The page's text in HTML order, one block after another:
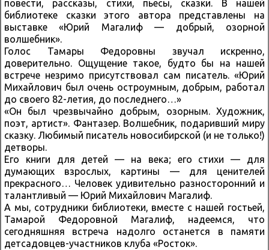
повести, рассказы, стихи, пьесы, сказки. В нашей
библиотеке сказки этого автора представлены на
выставке «Юрий Магалиф — добрый, озорной
волшебник».
Голос Тамары Федоровны звучал искренно,
доверительно. Ощущение такое, будто бы на нашей
встрече незримо присутствовал сам писатель. «Юрий
Михайлович был очень остроумным, добрым, работал
до своего 82-летия, до последнего…»
«Он был чрезвычайно добрым, озорным. Художник,
поэт, артист». Фантазер. Волшебник, подаривший миру
сказку. Любимый писатель новосибирской (и не только!)
детворы.
Его книги для детей — на века; его стихи — для
думающих взрослых, картины — для ценителей
прекрасного… Человек удивительно разносторонний и
талантливый — Юрий Михайлович Магалиф.
А мы, сотрудники библиотеки, вместе с нашей гостьей,
Тамарой Федоровной Магалиф, надеемся, что
сегодняшняя встреча надолго останется в памяти
детсадовцев-участников клуба «Росток».